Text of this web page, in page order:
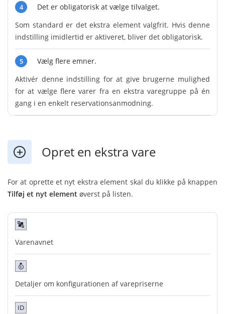
4
Det er obligatorisk at vælge tilvalget.
Som standard er det ekstra element valgfrit. Hvis denne
indstilling imidlertid er aktiveret, bliver det obligatorisk.
5
Vælg flere emner.
Aktivér denne indstilling for at give brugerne mulighed
for at vælge flere varer fra en ekstra varegruppe på én
gang i en enkelt reservationsanmodning.
Opret en ekstra vare
For at oprette et nyt ekstra element skal du klikke på knappen
Tilføj et nyt element øverst på listen.
Varenavnet
Detaljer om konfigurationen af varepriserne
ID